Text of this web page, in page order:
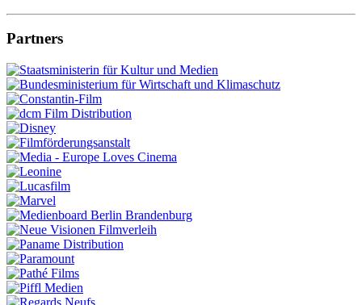
Partners